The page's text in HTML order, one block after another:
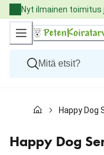
Skip
to
Content
Nyt ilmainen toimitus
Kissat
Eläinlääkäriruoat
Tuotemerkit
Happy Dog
Happy Dog